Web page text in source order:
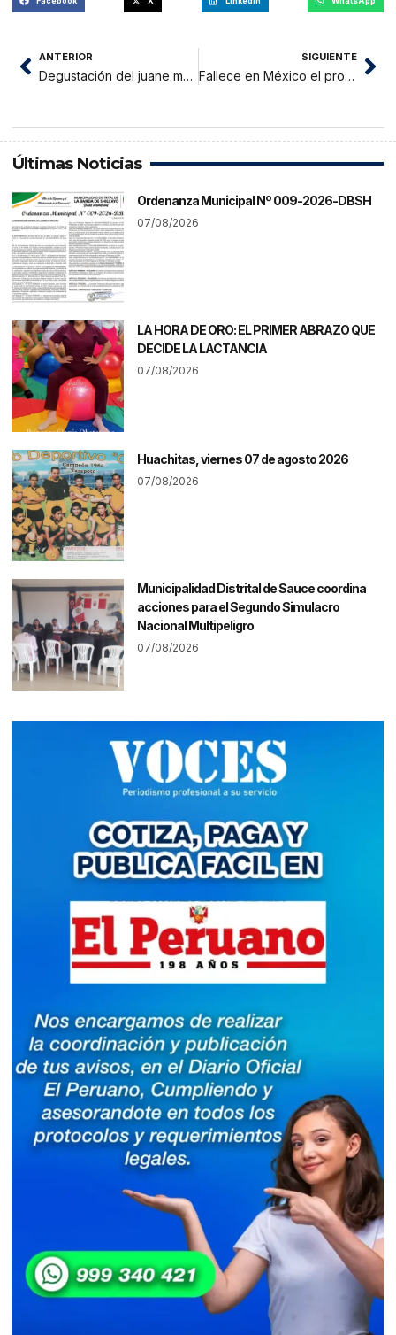
ANTERIOR
Degustación del juane más grande de Tarapoto por fiestas de San Juan
SIGUIENTE
Fallece en México el profesor Jirafales
Últimas Noticias
Ordenanza Municipal Nº 009-2026-DBSH
07/08/2026
LA HORA DE ORO: EL PRIMER ABRAZO QUE
DECIDE LA LACTANCIA
07/08/2026
Huachitas, viernes 07 de agosto 2026
07/08/2026
Municipalidad Distrital de Sauce coordina
acciones para el Segundo Simulacro
Nacional Multipeligro
07/08/2026